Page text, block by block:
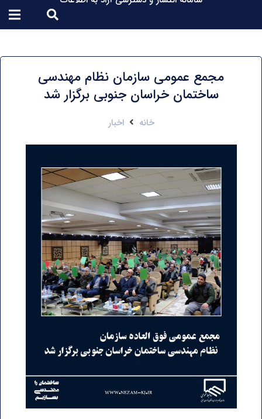
مجمع عمومی سازمان نظام مهندسی
ساختمان خراسان جنوبی برگزار شد
خانه اخبار